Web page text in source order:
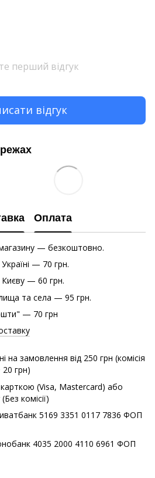
перший відгук
відгук
Оплата
— безкоштовно.
— 70 грн.
— 60 грн.
та села — 95 грн.
— 70 грн
на замовлення від 250 грн (комісія
грн)
(Visa, Mastercard) або
комісії)
5169 3351 0117 7836 ФОП
4035 2000 4110 6961 ФОП